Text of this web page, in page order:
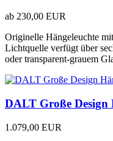
ab 230,00 EUR
Originelle Hängeleuchte
Lichtquelle verfügt über
oder transparent-grauem
DALT Große Design
1.079,00 EUR